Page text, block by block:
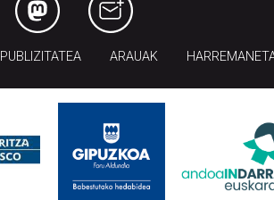
PUBLIZITATEA ARAUAK